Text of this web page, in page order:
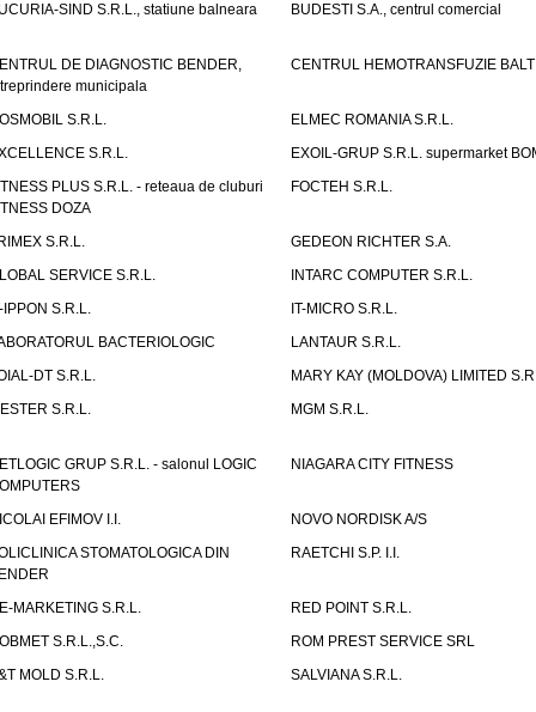
SIND S.R.L., statiune balneara
BUDESTI S.A., centrul comercial
DE DIAGNOSTIC BENDER,
municipala
CENTRUL HEMOTRANSFUZIE
S.R.L.
ELMEC ROMANIA S.R.L.
S.R.L.
EXOIL-GRUP S.R.L. supermarket
PLUS S.R.L. - reteaua de cluburi
DOZA
FOCTEH S.R.L.
S.R.L.
GEDEON RICHTER S.A.
SERVICE S.R.L.
INTARC COMPUTER S.R.L.
IPPON S.R.L.
IT-MICRO S.R.L.
BACTERIOLOGIC
LANTAUR S.R.L.
DT S.R.L.
MARY KAY (MOLDOVA) LIMITED
S.R.L.
MGM S.R.L.
GRUP S.R.L. - salonul LOGIC
NIAGARA CITY FITNESS
EFIMOV I.I.
NOVO NORDISK A/S
STOMATOLOGICA DIN
RAETCHI S.P. I.I.
MARKETING S.R.L.
RED POINT S.R.L.
S.R.L.,S.C.
ROM PREST SERVICE SRL
MOLD S.R.L.
SALVIANA S.R.L.